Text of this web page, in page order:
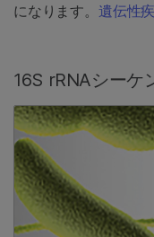
になります。 遺伝性
16S rRNAシーケ